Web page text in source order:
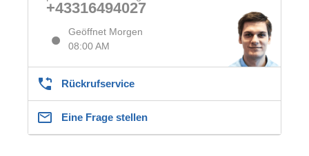
+43316494027
Geöffnet Morgen
08:00 AM
Rückrufservice
Eine Frage stellen